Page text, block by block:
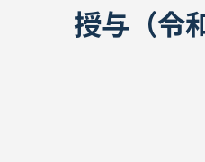
授与（令